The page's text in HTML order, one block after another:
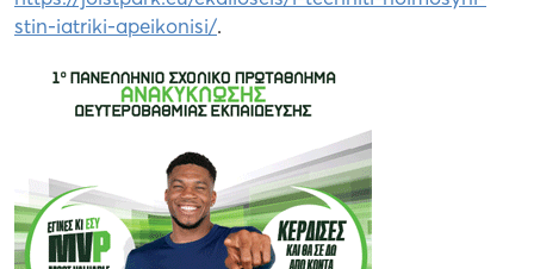
stin-iatriki-apeikonisi/.